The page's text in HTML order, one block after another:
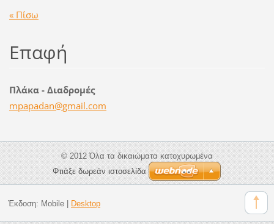
« Πίσω
Επαφή
Πλάκα - Διαδρομές
mpapadan@gmail.com
© 2012 Όλα τα δικαιώματα κατοχυρωμένα
Φτιάξε δωρεάν ιστοσελίδα
Έκδοση: Mobile| Desktop